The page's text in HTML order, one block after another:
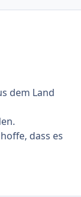
dem Land
dass es